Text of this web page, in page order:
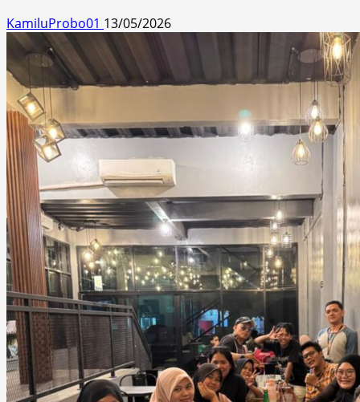
KamiluProbo01 13/05/2026